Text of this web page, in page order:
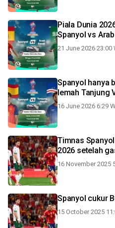
Piala Dunia
Spanyol vs
21 June 2026 23:00
Spanyol hanya
lemah Tanjung
16 June 2026 6:29
Timnas
2026 setelah
16 November 2025
Spanyol cukur
15 October 2025